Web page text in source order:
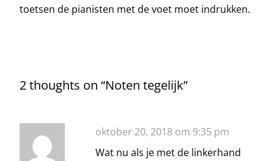
toetsen de pianisten met de voet moet indrukken.
2 thoughts on “Noten tegelijk”
oktober 20, 2018 om 9:35 pm
Wat nu als je met de linkerhand